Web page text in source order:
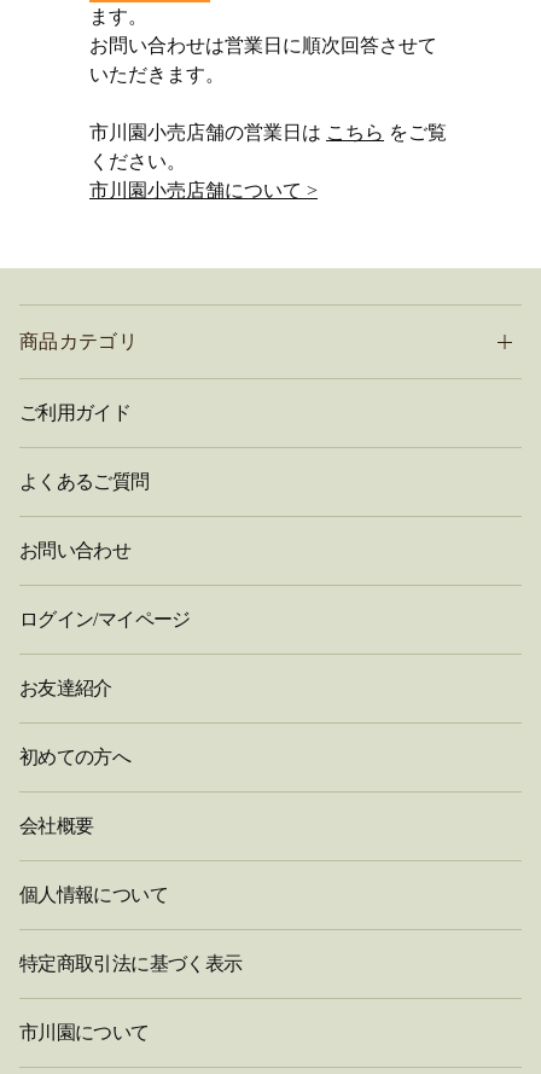
ます。
お問い合わせは営業日に順次回答させて
いただきます。
市川園小売店舗の営業日は こちら をご覧
ください。
市川園小売店舗について >
商品カテゴリ
ご利用ガイド
よくあるご質問
お問い合わせ
ログイン/マイページ
お友達紹介
初めての方へ
会社概要
個人情報について
特定商取引法に基づく表示
市川園について